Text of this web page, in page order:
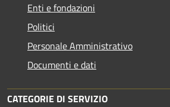
Enti e fondazioni
Politici
Personale Amministrativo
Documenti e dati
CATEGORIE DI SERVIZIO